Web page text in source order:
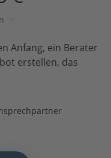
Anfang, ein Berater
erstellen, das